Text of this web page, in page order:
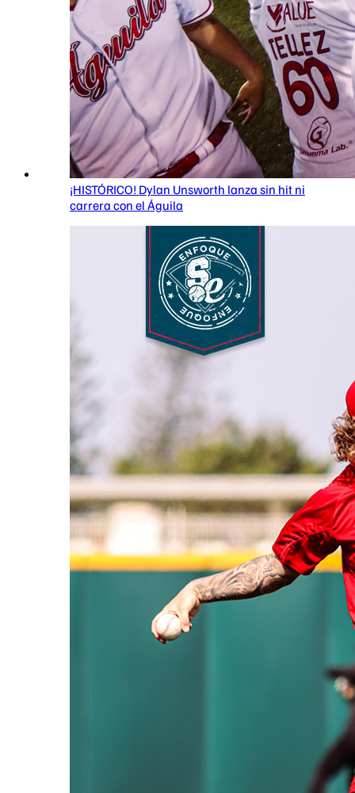
¡HISTÓRICO! Dylan Unsworth lanza sin hit ni
carrera con el Águila